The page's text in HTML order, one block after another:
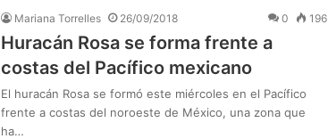
Mariana Torrelles 26/09/2018 0 196
Huracán Rosa se forma frente a
costas del Pacífico mexicano
El huracán Rosa se formó este miércoles en el Pacífico
frente a costas del noroeste de México, una zona que
ha…